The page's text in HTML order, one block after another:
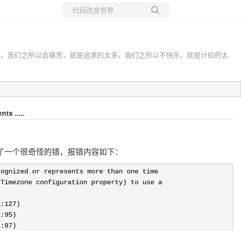
我们之所以会痛苦，就是追求的太多。我们之所以不快乐，就是计较的太
.....
个很奇怪的错，报错内容如下：
or represents more than one time
configuration property) to use a
127)
95)
87)